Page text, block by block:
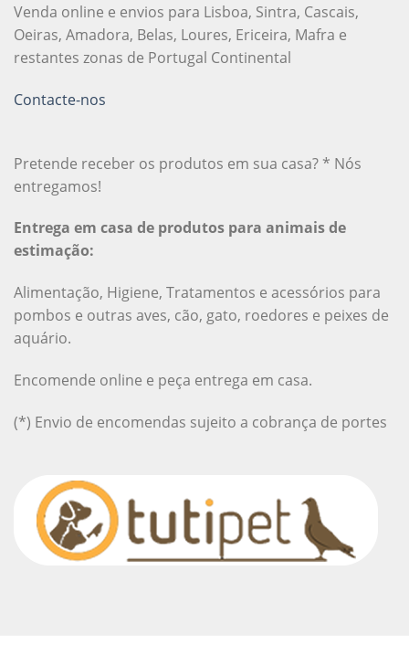
Venda online e envios para Lisboa, Sintra, Cascais,
Oeiras, Amadora, Belas, Loures, Ericeira, Mafra e
restantes zonas de Portugal Continental
Contacte-nos
Pretende receber os produtos em sua casa? * Nós
entregamos!
Entrega em casa de produtos para animais de
estimação:
Alimentação, Higiene, Tratamentos e acessórios para
pombos e outras aves, cão, gato, roedores e peixes de
aquário.
Encomende online e peça entrega em casa.
(*) Envio de encomendas sujeito a cobrança de portes